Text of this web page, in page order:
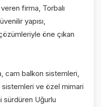
firma, Torbalı
yapısı,
öne çıkan
cam balkon sistemleri,
ve özel mimari
sürdüren Uğurlu